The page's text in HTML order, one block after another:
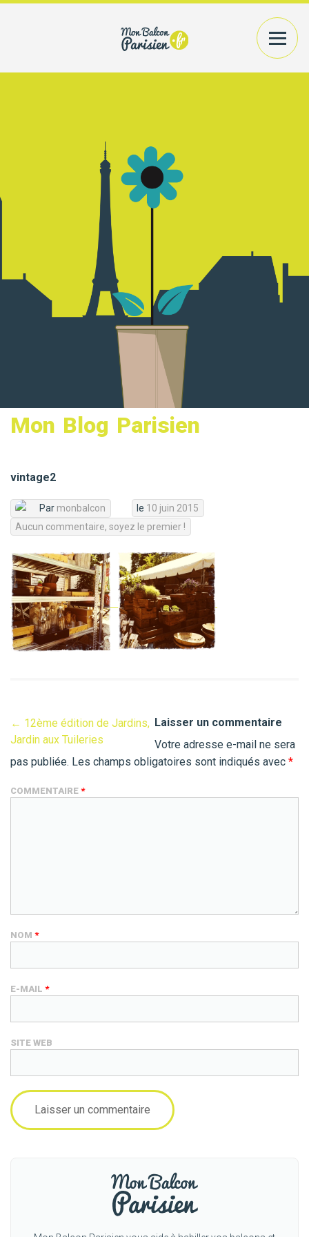
PRATIQUES
A MON COMPTE
RECHERCHER UN PRODUIT
Mon Blog Parisien
vintage2
Par monbalcon le 10 juin 2015
Aucun commentaire, soyez le premier !
← 12ème édition de Jardins,
Jardin aux Tuileries
Laisser un commentaire
Votre adresse e-mail ne sera
pas publiée. Les champs obligatoires sont indiqués avec *
COMMENTAIRE *
NOM *
E-MAIL *
SITE WEB